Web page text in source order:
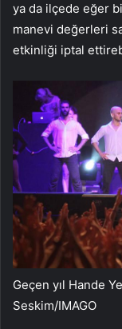
ya da ilçede eğer
manevi değerleri
etkinliği iptal
Geçen yıl Hande
Seskim/IMAGO